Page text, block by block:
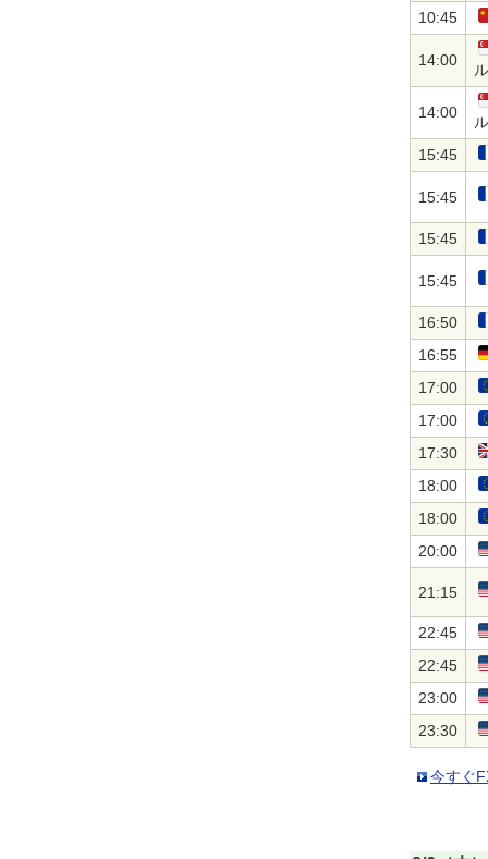
10:45
14:00
ル
14:00
ル
15:45
15:45
15:45
15:45
16:50
16:55
17:00
17:00
17:30
18:00
18:00
20:00
21:15
22:45
22:45
23:00
23:30
今すぐ